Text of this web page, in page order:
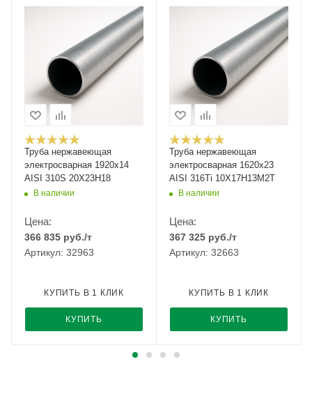
Труба нержавеющая
электросварная 1920х14
AISI 310S 20Х23Н18
В наличии
Цена:
366 835 руб./т
Артикул: 32963
КУПИТЬ
КУПИТЬ В 1 КЛИК
Труба нержавеющая
электросварная 1620х23
AISI 316Ti 10Х17Н13М2Т
В наличии
Цена:
367 325 руб./т
Артикул: 32663
КУПИТЬ
КУПИТЬ В 1 КЛИК